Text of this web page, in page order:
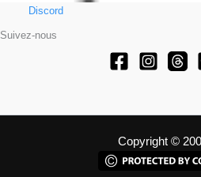
Discord
Suivez-nous
Copyright ©